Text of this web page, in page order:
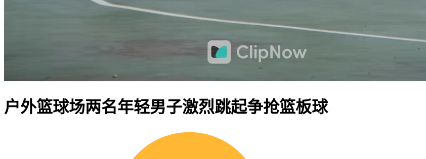
户外篮球场两名年轻男子激烈跳起争抢篮板球